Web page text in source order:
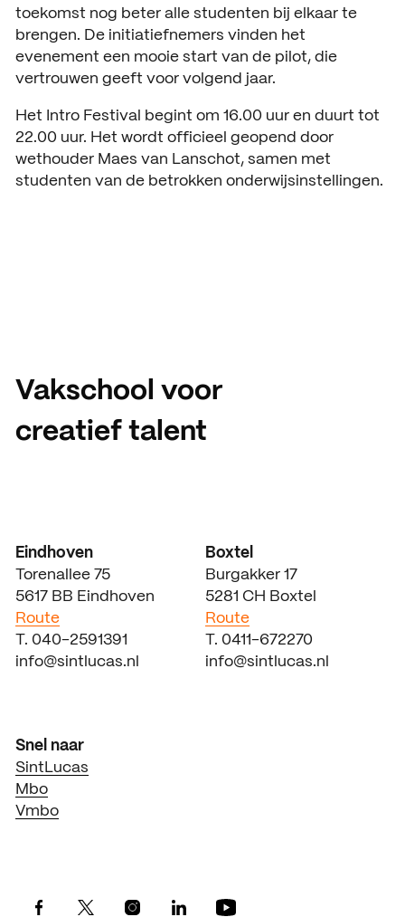
toekomst nog beter alle studenten bij elkaar te
brengen. De initiatiefnemers vinden het
evenement een mooie start van de pilot, die
vertrouwen geeft voor volgend jaar.
Het Intro Festival begint om 16.00 uur en duurt tot
22.00 uur. Het wordt officieel geopend door
wethouder Maes van Lanschot, samen met
studenten van de betrokken onderwijsinstellingen.
Vakschool voor
creatief talent
Eindhoven
Torenallee 75
5617 BB Eindhoven
Route
T. 040-2591391
info@sintlucas.nl
Boxtel
Burgakker 17
5281 CH Boxtel
Route
T. 0411-672270
info@sintlucas.nl
Snel naar
SintLucas
Mbo
Vmbo